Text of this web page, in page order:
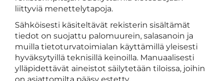
liittyviä menettelytapoja.
Sähköisesti käsiteltävät rekisterin sisältämät
tiedot on suojattu palomuurein, salasanoin ja
muilla tietoturvatoimialan käyttämillä yleisesti
hyväksytyillä teknisillä keinoilla. Manuaalisesti
ylläpidettävät aineistot säilytetään tiloissa, joihin